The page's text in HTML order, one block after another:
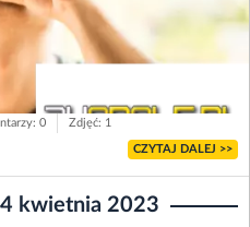
0 Zdjęć: 1
CZYTAJ DALEJ >>
kwietnia 2023